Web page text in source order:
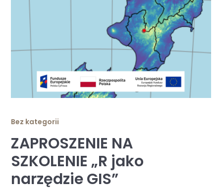
Bez kategorii
ZAPROSZENIE NA
SZKOLENIE „R jako
narzędzie GIS”